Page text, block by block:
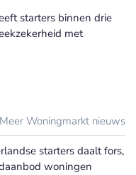
starters binnen drie
met
Meer Woningmarkt nieuws
starters daalt fors,
woningen